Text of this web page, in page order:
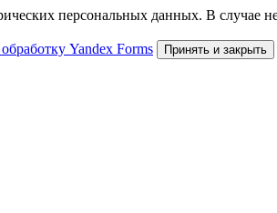
персональных данных. В случае
Yandex Forms Принять и закрыть